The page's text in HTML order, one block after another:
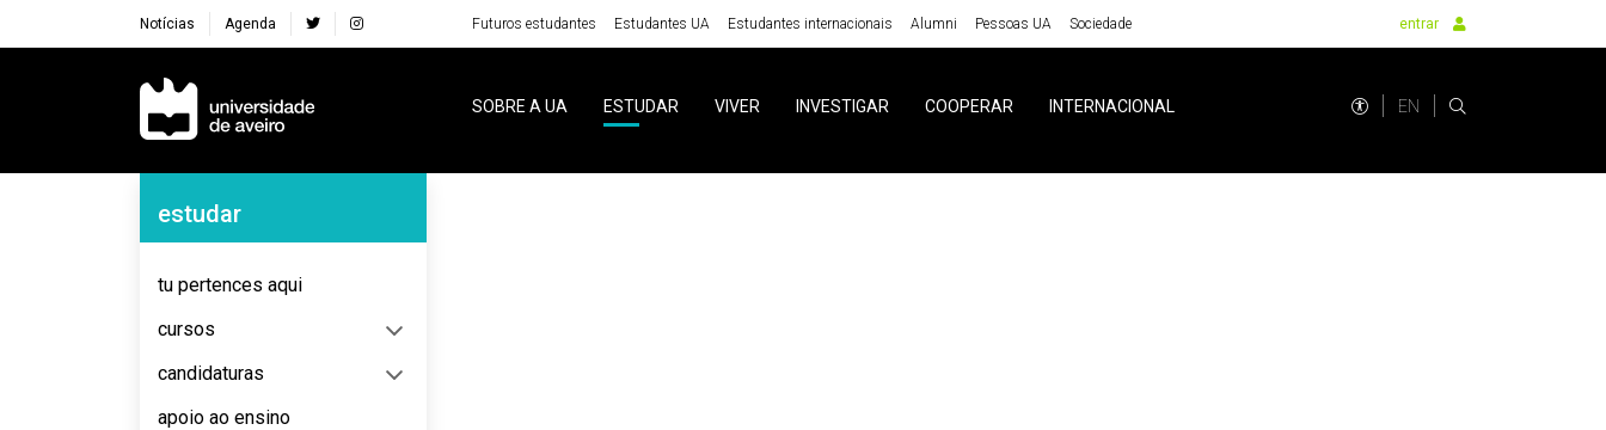
Notícias Agenda Futuros estudantes Estudantes UA Estudantes internacionais Alumni Pessoas UA Sociedade entrar
Navegação Principal
SOBRE A UA ESTUDAR VIVER INVESTIGAR COOPERAR INTERNACIONAL EN
Navegação Lateral
estudar
tu pertences aqui
cursos
candidaturas
apoio ao ensino